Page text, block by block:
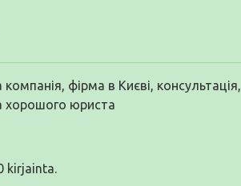
фірма в Києві, консультація,
хорошого юриста
kirjainta.